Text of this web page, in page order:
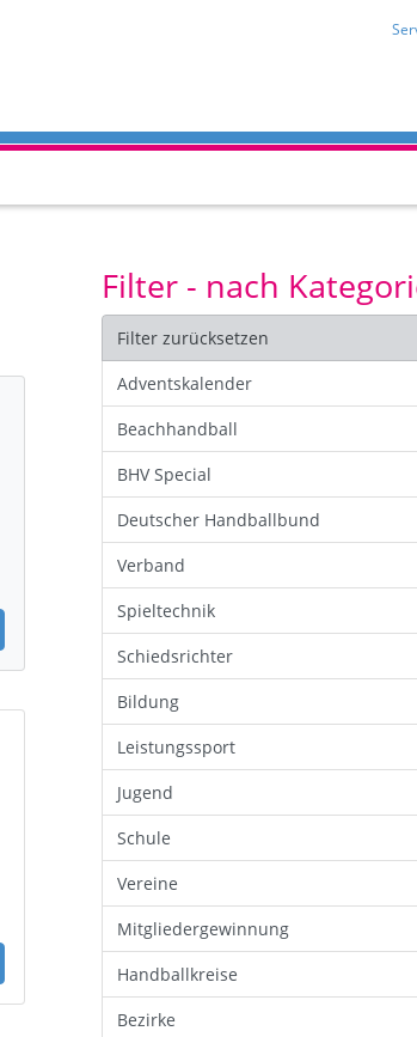
Filter - nach
Filter zurücksetzen
Adventskalender
Beachhandball
BHV Special
Deutscher Handballbund
Verband
Spieltechnik
Schiedsrichter
Bildung
Leistungssport
Jugend
Schule
Vereine
Mitgliedergewinnung
Handballkreise
Bezirke